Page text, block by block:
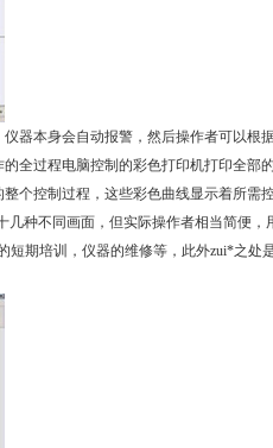
器本身会自动报警，然后操作者可以
全过程电脑控制的彩色打印机打印全
个控制过程，这些彩色曲线显示着所
几种不同画面，但实际操作者相当简便，
短期培训，仪器的维修等，此外zui*之